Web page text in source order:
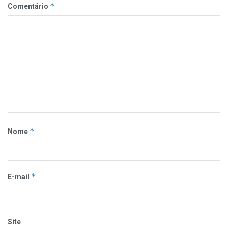
Comentário *
Nome *
E-mail *
Site